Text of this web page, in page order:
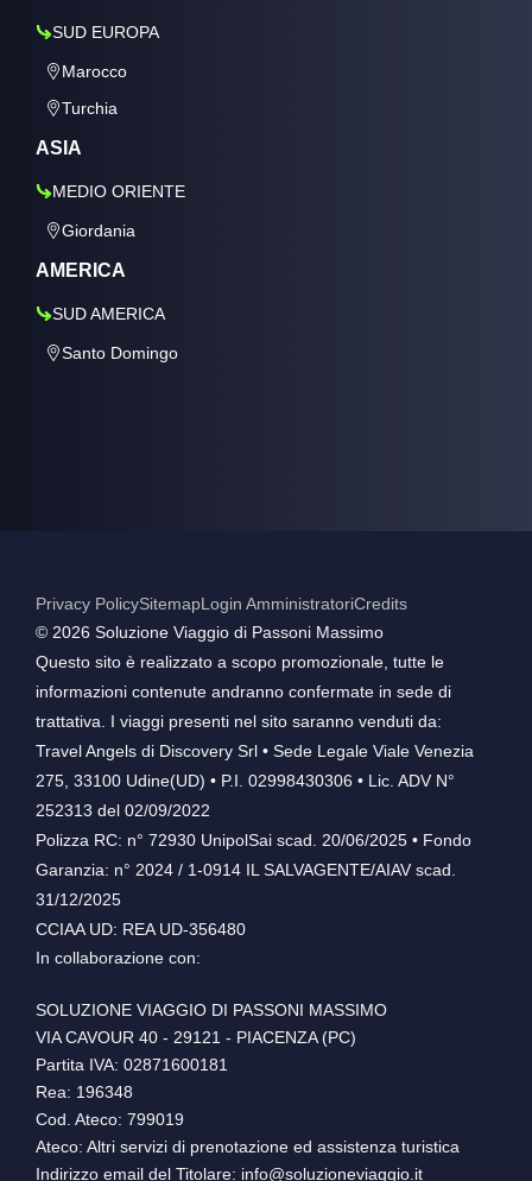
SUD EUROPA
Marocco
Turchia
ASIA
MEDIO ORIENTE
Giordania
AMERICA
SUD AMERICA
Santo Domingo
Privacy PolicySitemapLogin AmministratoriCredits
©️ 2026 Soluzione Viaggio di Passoni Massimo
Questo sito è realizzato a scopo promozionale, tutte le
informazioni contenute andranno confermate in sede di
trattativa. I viaggi presenti nel sito saranno venduti da:
Travel Angels di Discovery Srl • Sede Legale Viale Venezia
275, 33100 Udine(UD) • P.I. 02998430306 • Lic. ADV N°
252313 del 02/09/2022
Polizza RC: n° 72930 UnipolSai scad. 20/06/2025 • Fondo
Garanzia: n° 2024 / 1-0914 IL SALVAGENTE/AIAV scad.
31/12/2025
CCIAA UD: REA UD-356480
In collaborazione con:
SOLUZIONE VIAGGIO DI PASSONI MASSIMO
VIA CAVOUR 40 - 29121 - PIACENZA (PC)
Partita IVA: 02871600181
Rea: 196348
Cod. Ateco: 799019
Ateco: Altri servizi di prenotazione ed assistenza turistica
Indirizzo email del Titolare: info@soluzioneviaggio.it